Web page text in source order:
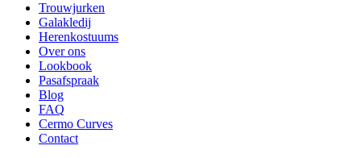
Trouwjurken
Galakledij
Herenkostuums
Over ons
Lookbook
Pasafspraak
Blog
FAQ
Cermo Curves
Contact